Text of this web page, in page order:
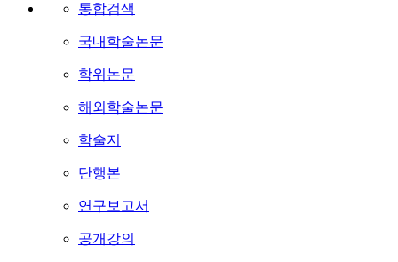
통합검색
국내학술논문
학위논문
해외학술논문
학술지
단행본
연구보고서
공개강의